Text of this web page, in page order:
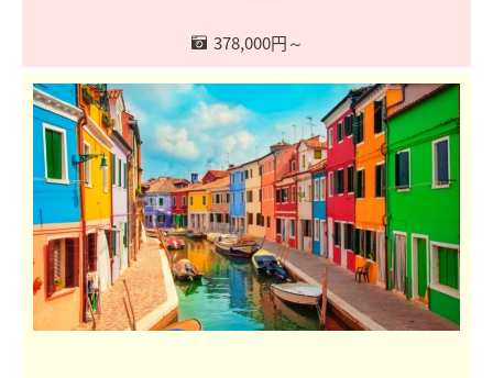
378,000円～